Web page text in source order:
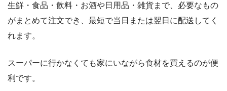
生鮮・食品・飲料・お酒や日用品・雑貨まで、必要なもの
がまとめて注文でき、最短で当日または翌日に配送してく
れます。
スーパーに行かなくても家にいながら食材を買えるのが便
利です。